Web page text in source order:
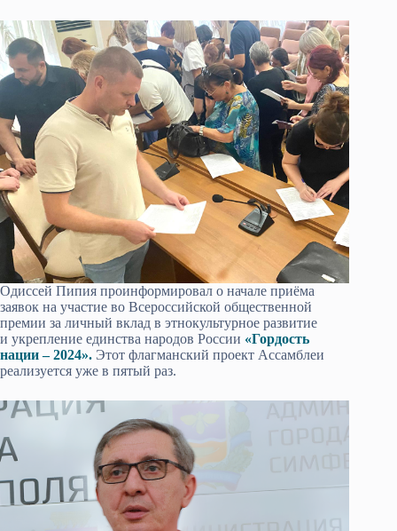
Одиссей Пипия проинформировал о начале приёма
заявок на участие во Всероссийской общественной
премии за личный вклад в этнокультурное развитие
и укрепление единства народов России «Гордость
нации – 2024». Этот флагманский проект Ассамблеи
реализуется уже в пятый раз.